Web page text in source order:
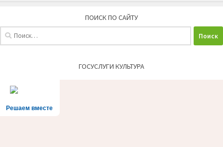
ПОИСК ПО САЙТУ
ГОСУСЛУГИ КУЛЬТУРА
Решаем вместе